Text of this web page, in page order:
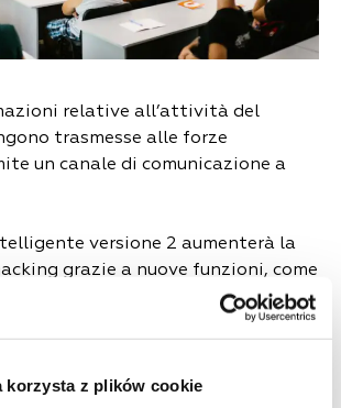
korzysta z plików cookie
relative all’attività del
trasmesse alle forze
un canale di comunicazione a
versione 2 aumenterà la
grazie a nuove funzioni, come
di autenticare i segnali satellitari o
un sensore interno indipendente